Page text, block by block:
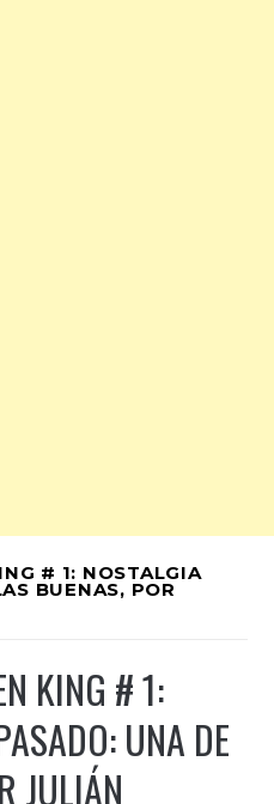
# 1: NOSTALGIA
BUENAS, POR
KING # 1:
UNA DE
JULIÁN